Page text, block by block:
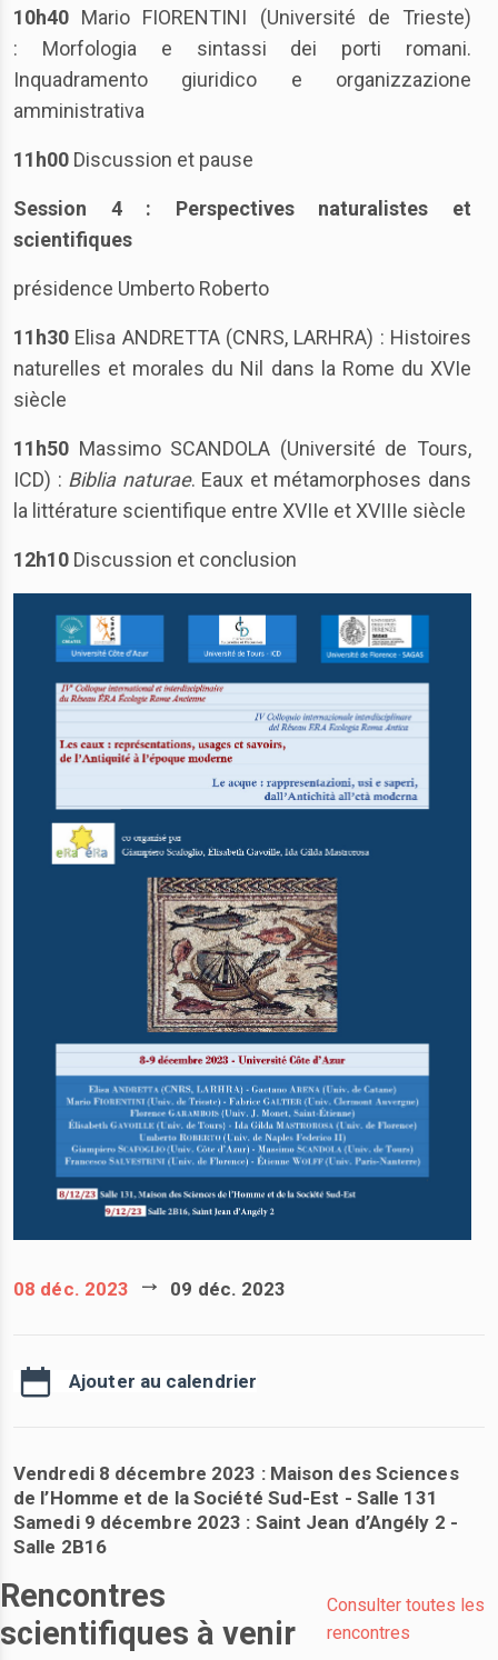
10h40 Mario FIORENTINI (Université de Trieste)
: Morfologia e sintassi dei porti romani.
Inquadramento giuridico e organizzazione
amministrativa
11h00 Discussion et pause
Session 4 : Perspectives naturalistes et
scientifiques
présidence Umberto Roberto
11h30 Elisa ANDRETTA (CNRS, LARHRA) : Histoires
naturelles et morales du Nil dans la Rome du XVIe
siècle
11h50 Massimo SCANDOLA (Université de Tours,
ICD) : Biblia naturae. Eaux et métamorphoses dans
la littérature scientifique entre XVIIe et XVIIIe siècle
12h10 Discussion et conclusion
08 déc. 2023 09 déc. 2023
Ajouter au calendrier
Vendredi 8 décembre 2023 : Maison des Sciences
de l’Homme et de la Société Sud-Est - Salle 131
Samedi 9 décembre 2023 : Saint Jean d’Angély 2 -
Salle 2B16
Rencontres
scientifiques à venir
Consulter toutes les
rencontres